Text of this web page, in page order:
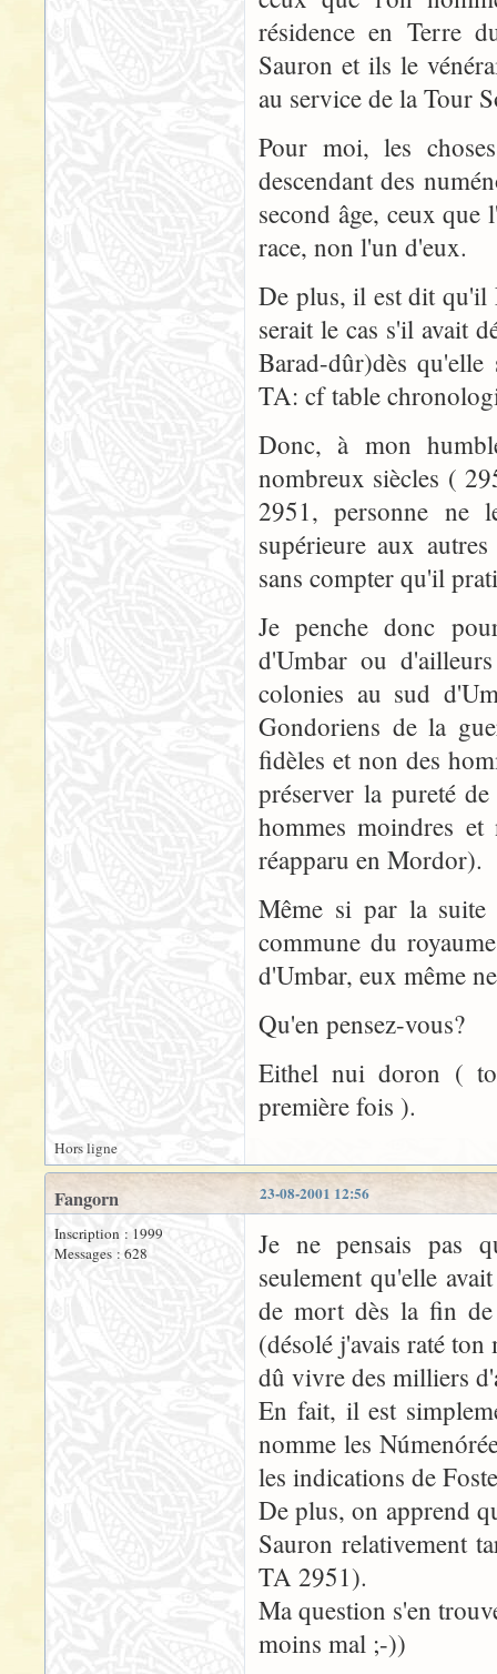
résidence en Terre
Sauron et ils le
au service de la Tour
Pour moi, les
descendant des
second âge, ceux
race, non l'un d'eux.
De plus, il est dit qu'il
serait le cas s'il avait
Barad-dûr)dès
TA: cf table
Donc, à mon
nombreux siècles (
2951, personne ne
supérieure aux
sans compter qu'il
Je penche donc
d'Umbar ou
colonies au sud
Gondoriens de la
fidèles et non des
préserver la pureté
hommes moindres
réapparu en Mordor).
Même si par la suite
commune du
d'Umbar, eux même
Qu'en pensez-vous?
Eithel nui doron (
première fois ).
Hors ligne
23-08-2001 12:56
Fangorn
Inscription : 1999
Messages : 628
Je ne pensais pas
seulement qu'elle
de mort dès la fin de
(désolé j'avais raté ton
dû vivre des milliers
En fait, il est
nomme les
les indications de
De plus, on apprend
Sauron relativement
TA 2951).
Ma question s'en
moins mal ;-))